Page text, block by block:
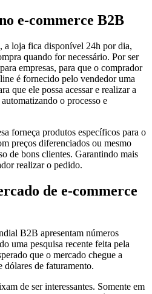
e-commerce B2B
a loja fica disponível 24h por dia,
quando for necessário. Por ser
empresas, para que o comprador
é fornecido pelo vendedor uma
que ele possa acessar e realizar a
o processo e
forneça produtos específicos para o
preços diferenciados ou mesmo
de bons clientes. Garantindo mais
realizar o pedido.
de e-commerce
B2B apresentam números
uma pesquisa recente feita pela
que o mercado chegue a
dólares de faturamento.
de ser interessantes. Somente em